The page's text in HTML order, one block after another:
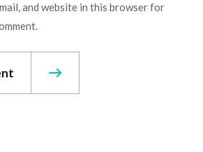
and website in this browser for